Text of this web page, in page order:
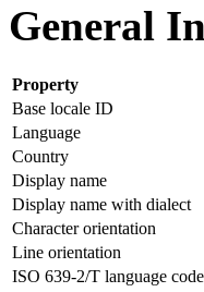
General
Property
Base locale ID
Language
Country
Display name
Display name with dialect
Character orientation
Line orientation
ISO 639-2/T language code